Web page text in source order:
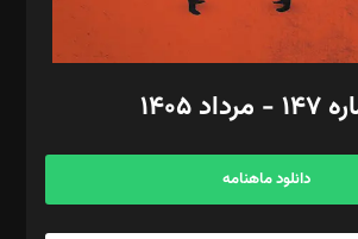
برید‌
محمد‌ کاظمی‌نیا
۱۴۰۵
دانلود ماهنامه